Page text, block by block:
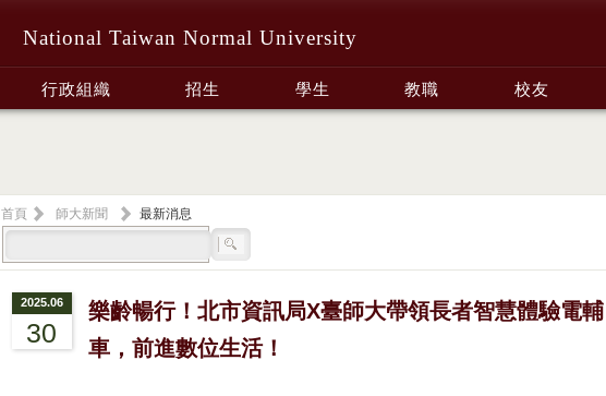
National Taiwan Normal University
行政組織 招生 學生 教職 校友
首頁 師大新聞 最新消息
2025.06
30
樂齡暢行！北市資訊局X臺師大帶領長者智慧體驗電輔
車，前進數位生活！